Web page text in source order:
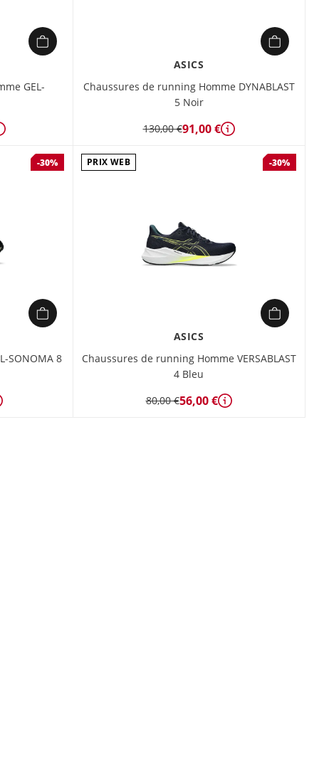
GEL-
ASICS
Chaussures de running Homme DYNABLAST
5 Noir
130,00 €91,00 € Détails
-30%
SONOMA 8
PRIX WEB -30%
ASICS
Chaussures de running Homme VERSABLAST
4 Bleu
80,00 €56,00 € Détails